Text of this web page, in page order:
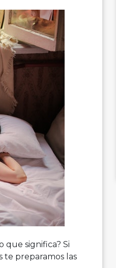
significa? Si
te preparamos las